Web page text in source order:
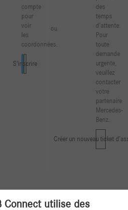
compte
pour
voir
les
coordonnées.
Connexion
S'inscrire
ou
des
temps
d’attente.
Pour
toute
demande
urgente,
veuillez
contacter
votre
partenaire
Mercedes-
Benz.
Créer un nouveau ticket
Connect utilise des